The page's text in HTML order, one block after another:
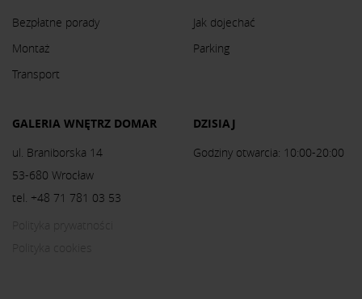
Bezpłatne porady
Montaż
Transport
Jak dojechać
Parking
GALERIA WNĘTRZ DOMAR
ul. Braniborska 14
53-680 Wrocław
tel. +48 71 781 03 53
DZISIAJ
Godziny otwarcia: 10:00-20:00